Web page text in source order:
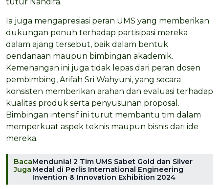
tutur Nandifa.
Ia juga mengapresiasi peran UMS yang memberikan
dukungan penuh terhadap partisipasi mereka
dalam ajang tersebut, baik dalam bentuk
pendanaan maupun bimbingan akademik.
Kemenangan ini juga tidak lepas dari peran dosen
pembimbing, Arifah Sri Wahyuni, yang secara
konsisten memberikan arahan dan evaluasi terhadap
kualitas produk serta penyusunan proposal.
Bimbingan intensif ini turut membantu tim dalam
memperkuat aspek teknis maupun bisnis dari ide
mereka.
Baca
Juga
Mendunia! 2 Tim UMS Sabet Gold dan Silver
Medal di Perlis International Engineering
Invention & Innovation Exhibition 2024